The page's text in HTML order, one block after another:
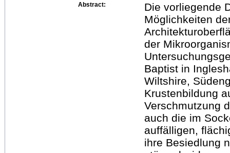
Abstract:
Die vorliegende
Möglichkeiten
der
Baptist in
Wiltshire,
Krustenbildung
Verschmutzung
auch die im
auffälligen,
ihre Besiedlung